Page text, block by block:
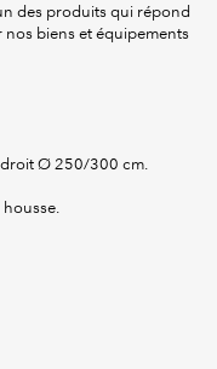
des produits qui répond
biens et équipements
Ø 250/300 cm.
housse.